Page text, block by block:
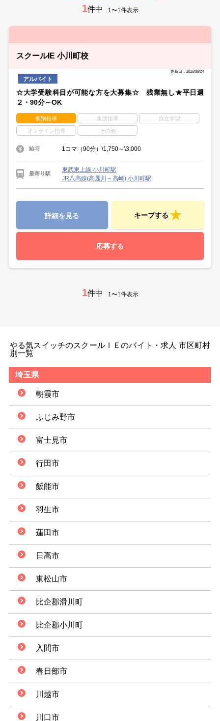
新しい先生を明るく迎えてくれるメンバーが待っています♪
スクールIEにはオリジナルのテキストがあり、
授業をスムーズに進められます。
■ 勤務スタート日は相談OK！ ■
学校のカリキュラムが決まって落ち着いてから…
スキマ時間を使いたい週1日勤務や
しっかり働きたい週5日勤務もOKです☆
1件中 1〜1件表示
スクールIE 小川町校
更新日：2026/06/24
アルバイト
☆大学受験科目が可能な方を大募集☆ 残業無し★平日週
２・90分～OK
個別指導 集団指導 自立学習
オンライン指導 その他
給与 1コマ（90分）\1,750～\3,000
最寄り駅
東武東上線 小川町駅
JR八高線(高麗川～高崎) 小川町駅
詳細を見る キープする
応募する
1件中 1〜1件表示
やる気スイッチのスクールＩＥのバイト・求人 市区町村
別一覧
埼玉県
朝霞市
ふじみ野市
富士見市
行田市
飯能市
羽生市
蓮田市
日高市
東松山市
比企郡滑川町
比企郡小川町
入間市
春日部市
川越市
川口市